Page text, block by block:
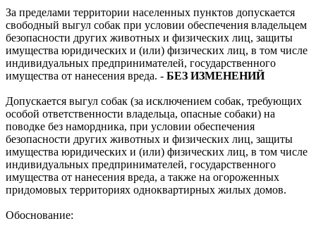
За пределами территории населенных пунктов допускается
свободный выгул собак при условии обеспечения владельцем
безопасности других животных и физических лиц, защиты
имущества юридических и (или) физических лиц, в том числе
индивидуальных предпринимателей, государственного
имущества от нанесения вреда. - БЕЗ ИЗМЕНЕНИЙ
Допускается выгул собак (за исключением собак, требующих
особой ответственности владельца, опасные собаки) на
поводке без намордника, при условии обеспечения
безопасности других животных и физических лиц, защиты
имущества юридических и (или) физических лиц, в том числе
индивидуальных предпринимателей, государственного
имущества от нанесения вреда, а также на огороженных
придомовых территориях одноквартирных жилых домов.
Обоснование: